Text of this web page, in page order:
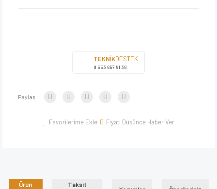
TEKNİKDESTEK
0 553 657 81 39
Paylaş:
Fiyatı Düşünce Haber Ver
Ürün
Taksit